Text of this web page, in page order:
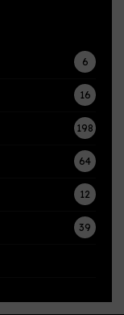
6
16
198
64
12
39